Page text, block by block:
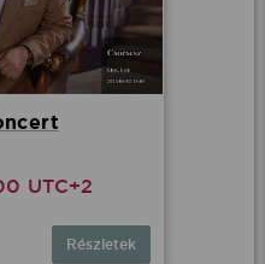
UTC+2
Részletek